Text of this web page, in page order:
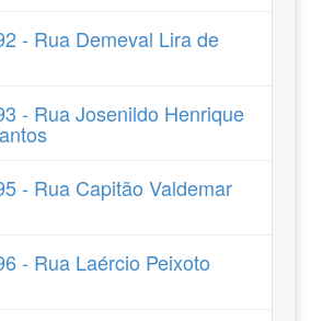
- Rua Demeval Lira de
- Rua Josenildo Henrique
- Rua Capitão Valdemar
- Rua Laércio Peixoto